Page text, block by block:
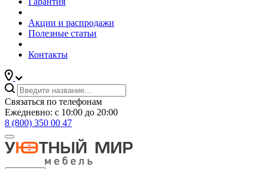
Акции и распродажи
Полезные статьи
Контакты
Связаться по телефонам
Ежедневно: с 10:00 до 20:00
8 (800) 350 00 47